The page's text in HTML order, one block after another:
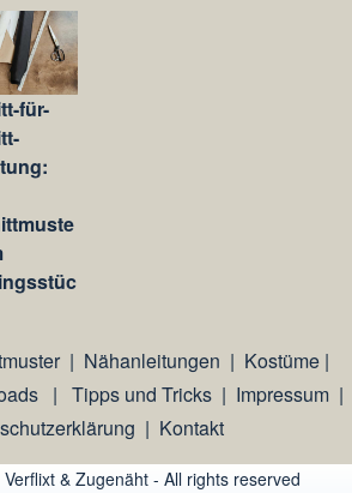
für-
| Nähanleitungen | Kostüme|
| Tipps und Tricks| Impressum|
| Kontakt
& Zugenäht - All rights reserved